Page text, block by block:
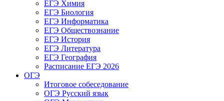
ЕГЭ Химия
ЕГЭ Биология
ЕГЭ Информатика
ЕГЭ Обществознание
ЕГЭ История
ЕГЭ Литература
ЕГЭ География
Расписание ЕГЭ 2026
ОГЭ
Итоговое собеседование
ОГЭ Русский язык